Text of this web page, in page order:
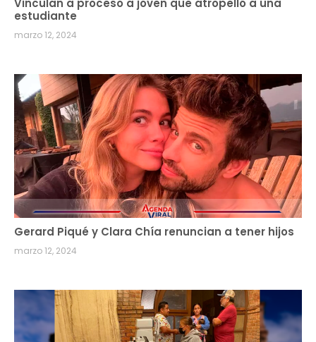
Vinculan a proceso a joven que atropelló a una
estudiante
marzo 12, 2024
Gerard Piqué y Clara Chía renuncian a tener hijos
marzo 12, 2024